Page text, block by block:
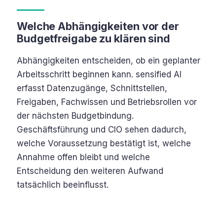
Welche Abhängigkeiten vor der
Budgetfreigabe zu klären sind
Abhängigkeiten entscheiden, ob ein geplanter
Arbeitsschritt beginnen kann. sensified AI
erfasst Datenzugänge, Schnittstellen,
Freigaben, Fachwissen und Betriebsrollen vor
der nächsten Budgetbindung.
Geschäftsführung und CIO sehen dadurch,
welche Voraussetzung bestätigt ist, welche
Annahme offen bleibt und welche
Entscheidung den weiteren Aufwand
tatsächlich beeinflusst.